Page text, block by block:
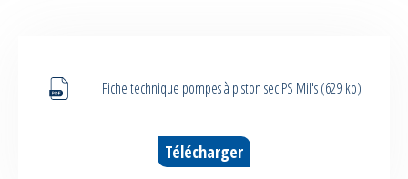
Fiche technique pompes à piston sec PS Mil's (629 ko)
Télécharger